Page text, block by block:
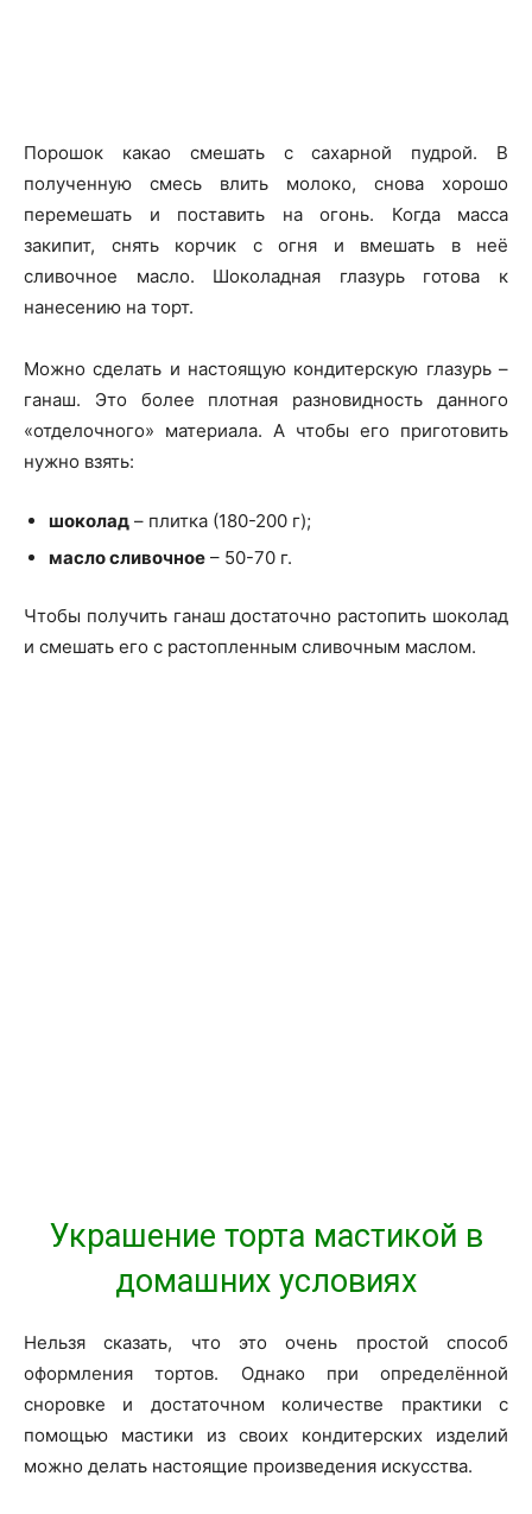
Порошок какао смешать с сахарной пудрой. В
полученную смесь влить молоко, снова хорошо
перемешать и поставить на огонь. Когда масса
закипит, снять корчик с огня и вмешать в неё
сливочное масло. Шоколадная глазурь готова к
нанесению на торт.
Можно сделать и настоящую кондитерскую глазурь –
ганаш. Это более плотная разновидность данного
«отделочного» материала. А чтобы его приготовить
нужно взять:
шоколад – плитка (180-200 г);
масло сливочное – 50-70 г.
Чтобы получить ганаш достаточно растопить шоколад
и смешать его с растопленным сливочным маслом.
Украшение торта мастикой в
домашних условиях
Нельзя сказать, что это очень простой способ
оформления тортов. Однако при определённой
сноровке и достаточном количестве практики с
помощью мастики из своих кондитерских изделий
можно делать настоящие произведения искусства.